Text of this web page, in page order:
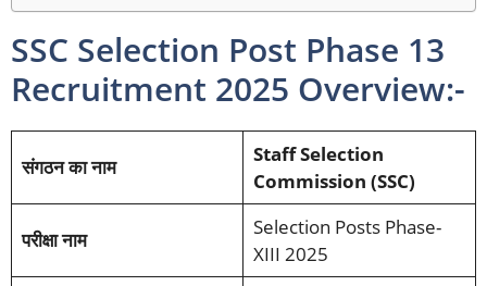
SSC Selection Post Phase 13
Recruitment 2025 Overview:-
संगठन का नाम
Staff Selection
Commission (SSC)
परीक्षा नाम
Selection Posts Phase-
XIII 2025